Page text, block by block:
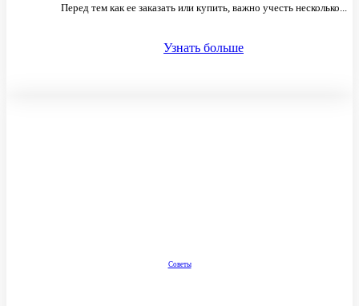
Перед тем как ее заказать или купить, важно учесть несколько...
Узнать больше
Советы